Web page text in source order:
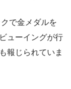
で金メダルを
ューイングが行
報じられていま